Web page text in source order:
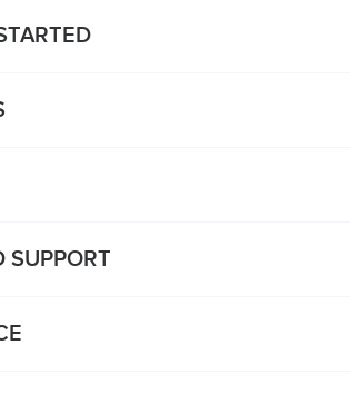
SUPPORT